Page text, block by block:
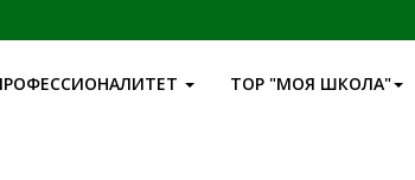
ТОР "МОЯ ШКОЛА"